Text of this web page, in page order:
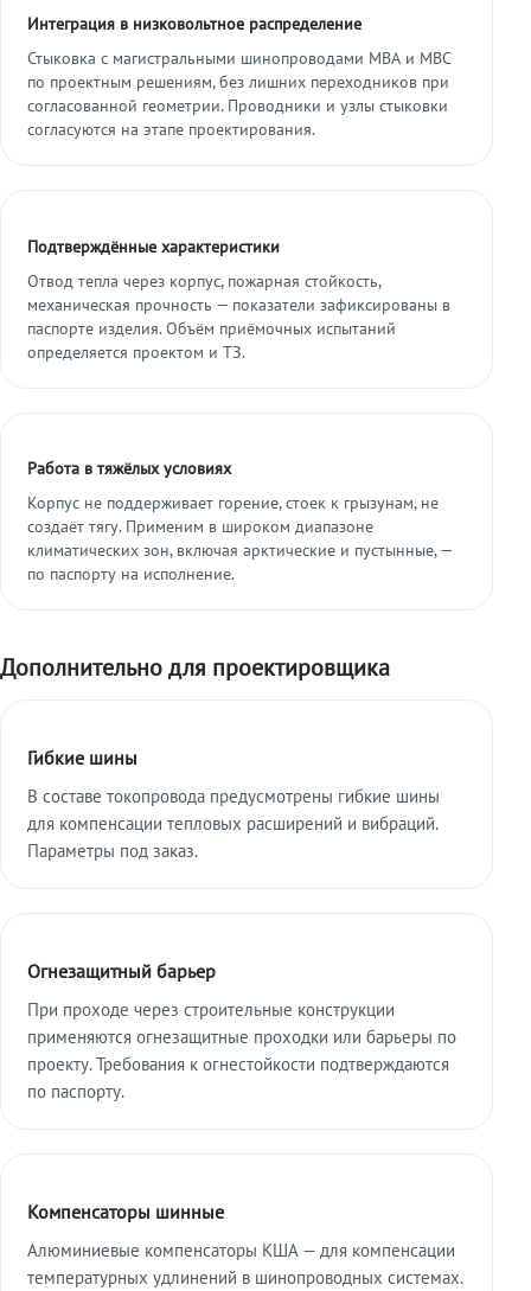
Интеграция в низковольтное распределение
Стыковка с магистральными шинопроводами МВА и МВС
по проектным решениям, без лишних переходников при
согласованной геометрии. Проводники и узлы стыковки
согласуются на этапе проектирования.
Подтверждённые характеристики
Отвод тепла через корпус, пожарная стойкость,
механическая прочность — показатели зафиксированы в
паспорте изделия. Объём приёмочных испытаний
определяется проектом и ТЗ.
Работа в тяжёлых условиях
Корпус не поддерживает горение, стоек к грызунам, не
создаёт тягу. Применим в широком диапазоне
климатических зон, включая арктические и пустынные, —
по паспорту на исполнение.
Дополнительно для проектировщика
Гибкие шины
В составе токопровода предусмотрены гибкие шины
для компенсации тепловых расширений и вибраций.
Параметры под заказ.
Огнезащитный барьер
При проходе через строительные конструкции
применяются огнезащитные проходки или барьеры по
проекту. Требования к огнестойкости подтверждаются
по паспорту.
Компенсаторы шинные
Алюминиевые компенсаторы КША — для компенсации
температурных удлинений в шинопроводных системах.